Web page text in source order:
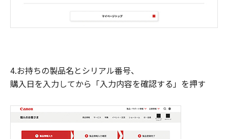
4.お持ちの製品名とシリアル番号、
購入日を入力してから「入力内容を確認する」を押す